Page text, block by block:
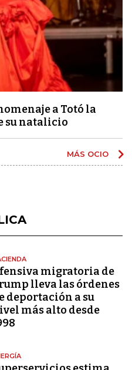
a Totó la
su natalicio
MÁS OCIO
migratoria de
lleva las órdenes
deportación a su
más alto desde